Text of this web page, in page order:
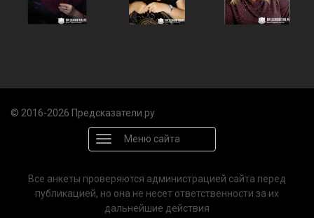
© 2016-2026 Предсказатели.ру
Меню сайта
Все анкеты проверяются администрацией сайта перед
публикацией, но она не несет ответственности за их
дальнейшие действия